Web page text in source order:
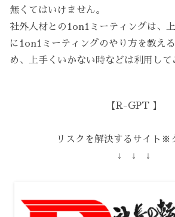
無くてはいけません。
社外人材との1on1ミーティングは、
に1on1ミーティングのやり方を教え
め、上手くいかない時などは利用して
【R-GPT 】
リスクを解決するサイト※
↓ ↓ ↓